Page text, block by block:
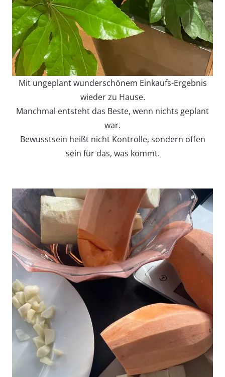
Mit ungeplant wunderschönem Einkaufs-Ergebnis
wieder zu Hause.
Manchmal entsteht das Beste, wenn nichts geplant
war.
Bewusstsein heißt nicht Kontrolle, sondern offen
sein für das, was kommt.